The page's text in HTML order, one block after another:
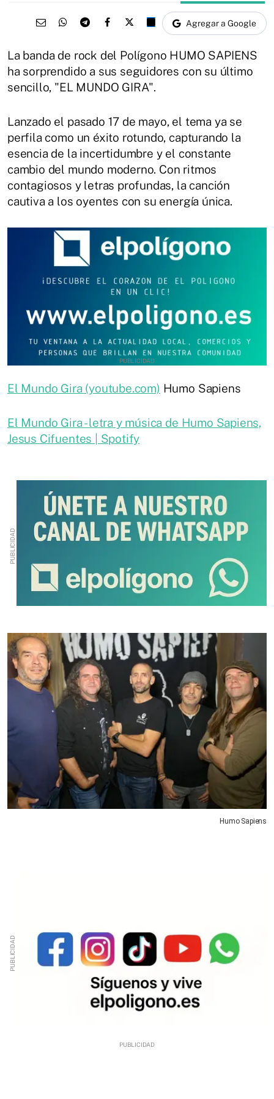
Agregar a Google
La banda de rock del Polígono HUMO SAPIENS
ha sorprendido a sus seguidores con su último
sencillo, "EL MUNDO GIRA".
Lanzado el pasado 17 de mayo, el tema ya se
perfila como un éxito rotundo, capturando la
esencia de la incertidumbre y el constante
cambio del mundo moderno. Con ritmos
contagiosos y letras profundas, la canción
cautiva a los oyentes con su energía única.
El Mundo Gira (youtube.com) Humo Sapiens
El Mundo Gira - letra y música de Humo Sapiens,
Jesus Cifuentes | Spotify
Humo Sapiens